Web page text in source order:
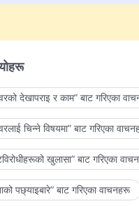
देखापराइ र काम” बाट गरिएका
चिन्‍ने विषयमा” बाट गरिएका
खुलासा” बाट गरिएका
पछ्याइबारे” बाट गरिएका वाचनहरू